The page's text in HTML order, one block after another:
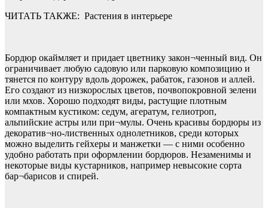
ЧИТАТЬ ТАКЖЕ: Растения в интерьере
Бордюр окаймляет и придает цветнику закон¬ченный вид. Он
ограничивает любую садовую или парковую композицию и
тянется по контуру вдоль дорожек, рабаток, газонов и аллей.
Его создают из низкорослых цветов, почвопокровной зелени
или мхов. Хорошо подходят виды, растущие плотным
компактным кустиком: седум, агератум, гелиотроп,
альпийские астры или при¬мулы. Очень красивы бордюры из
декоратив¬но-лиственных однолетников, среди которых
можно выделить гейхеры и манжетки — с ними особенно
удобно работать при оформлении бордюров. Незаменимы и
некоторые виды кустарников, например невысокие сорта
бар¬барисов и спирей.